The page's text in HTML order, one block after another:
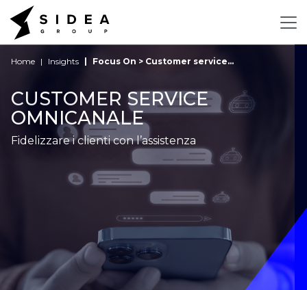
Home Insights Focus On > Customer service...
CUSTOMER SERVICE
OMNICANALE
Fidelizzare i clienti con l’assistenza